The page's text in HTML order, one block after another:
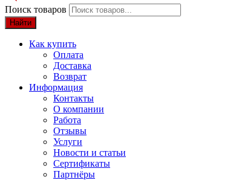
Поиск товаров
Найти
Как купить
Оплата
Доставка
Возврат
Информация
Контакты
О компании
Работа
Отзывы
Услуги
Новости и статьи
Сертификаты
Партнёры